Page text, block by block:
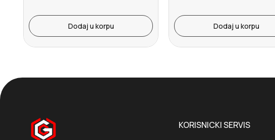
Dodaj u korpu Dodaj u korpu
KORISNICKI SERVIS